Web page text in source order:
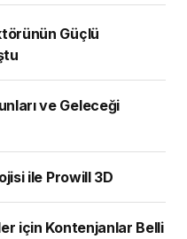
Güçlü
ve Geleceği
ile Prowill 3D
Belli